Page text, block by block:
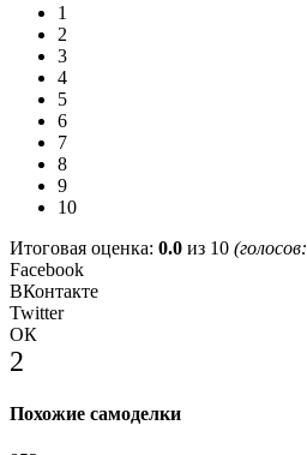
1
2
3
4
5
6
7
8
9
10
Итоговая оценка: 0.0 из 10 (голосов:
Facebook
ВКонтакте
Twitter
ОК
2
Похожие самоделки